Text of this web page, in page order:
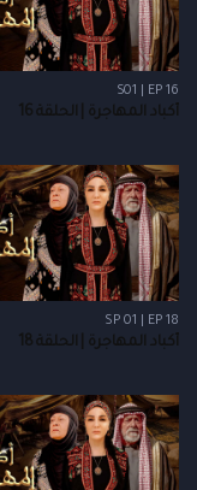
S01 | EP 16
أكباد المهاجرة | الحلقة 16
SP 01 | EP 18
أكباد المهاجرة | الحلقة 18